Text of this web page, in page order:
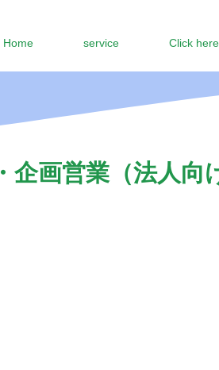
Home service Click
企画営業（法人向